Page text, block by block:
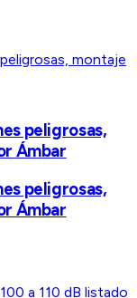
peligrosas,
Ámbar
peligrosas,
Ámbar